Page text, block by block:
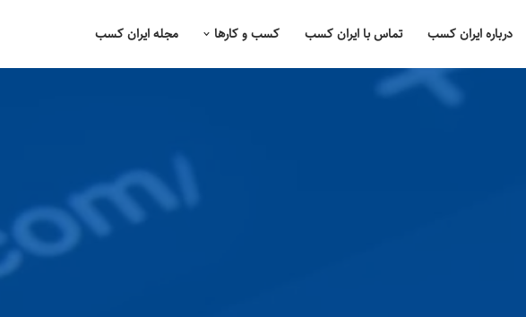
درباره ایران کسب تماس با ایران کسب کسب و کارها مجله ایران کسب